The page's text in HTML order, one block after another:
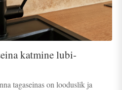
katmine lubi-
tagaseinas on looduslik ja